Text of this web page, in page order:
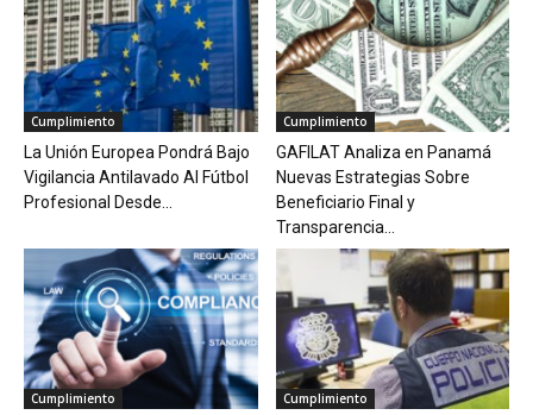
Cumplimiento
La Unión Europea Pondrá Bajo
Vigilancia Antilavado Al Fútbol
Profesional Desde...
Cumplimiento
GAFILAT Analiza en Panamá
Nuevas Estrategias Sobre
Beneficiario Final y
Transparencia...
Cumplimiento Cumplimiento